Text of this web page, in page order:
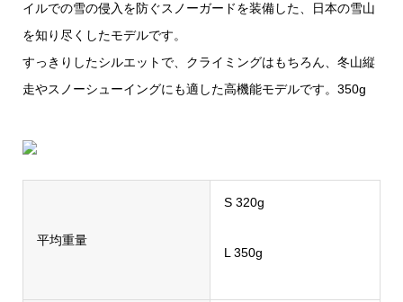
イルでの雪の侵入を防ぐスノーガードを装備した、日本の雪山
を知り尽くしたモデルです。
すっきりしたシルエットで、クライミングはもちろん、冬山縦
走やスノーシューイングにも適した高機能モデルです。350g
平均重量
S 320g
L 350g